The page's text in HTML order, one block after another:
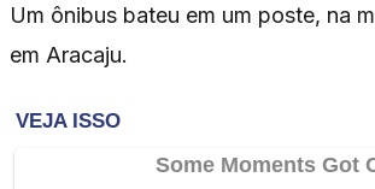
Um ônibus bateu em um poste, na
em Aracaju.